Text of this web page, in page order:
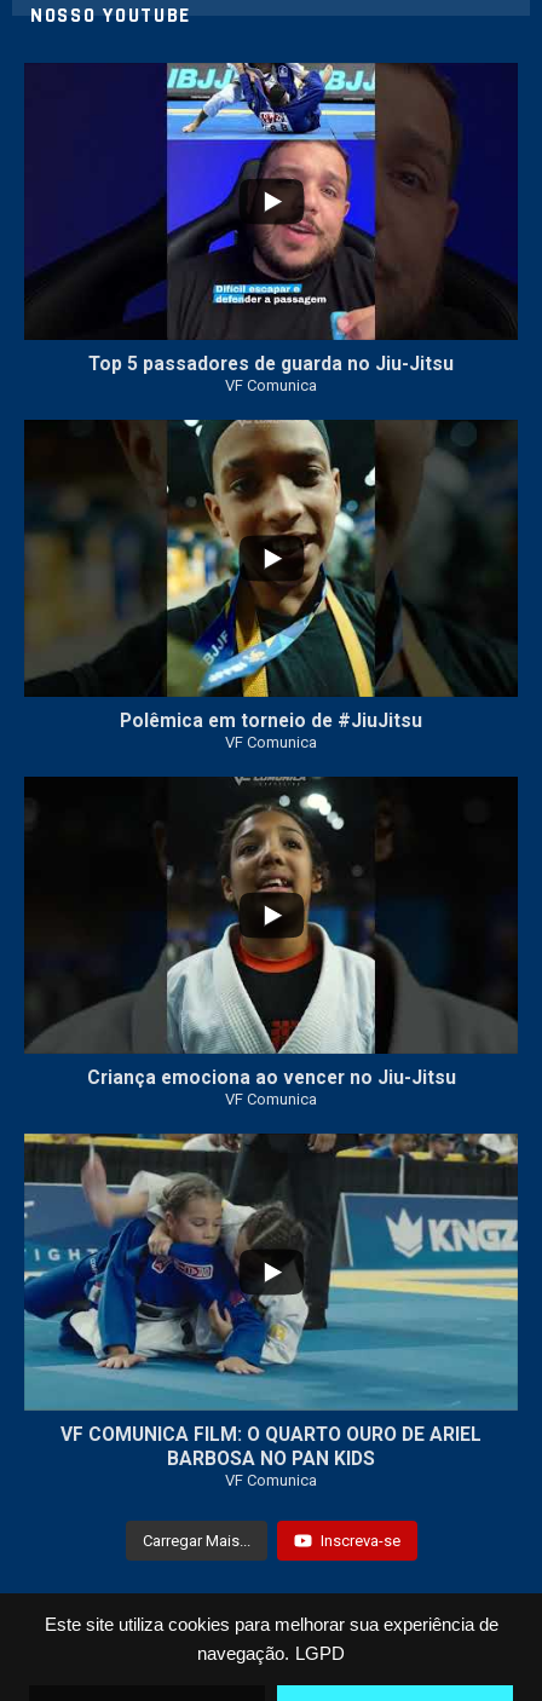
Este site utiliza cookies para melhorar sua experiência de
navegação. LGPD
NOSSO YOUTUBE
Top 5 passadores de guarda no Jiu-Jitsu
VF Comunica
Polêmica em torneio de #JiuJitsu
VF Comunica
Criança emociona ao vencer no Jiu-Jitsu
VF Comunica
...
VF COMUNICA FILM: O QUARTO OURO DE ARIEL
BARBOSA NO PAN KIDS
VF Comunica
Carregar Mais... Inscreva-se
Fotos Vídeos